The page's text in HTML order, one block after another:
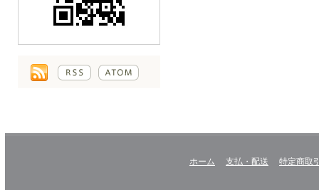
ホーム 支払・配送 特定商取